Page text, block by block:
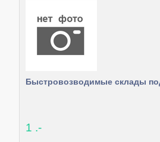
Быстровозводимые склады
1 .-